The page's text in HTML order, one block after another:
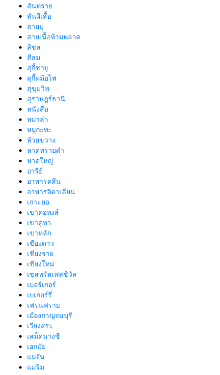
สันทราย
สันผีเสื้อ
สายมู
สายเนื้อห้ามพลาด
สิชล
สีลม
สุกี้ชาบู
สุกี้หม้อไฟ
สุขุมวิท
สุราษฎร์ธานี
หนังสือ
หม่าล่า
หมูกะทะ
ห้วยขวาง
หาดทรายดำ
หาดใหญ่
อารีย์
อาหารคลีน
อาหารอิตาเลียน
เกาะยอ
เขาคอหงส์
เขาคูหา
เขาหลัก
เชียงดาว
เชียงราย
เชียงใหม่
เซสทรัสเฟสซิวัล
เบอร์เกอร์
เบเกอร์รี่
เฟรนฟราย
เมืองกาญจนบุรี
เวียงสระ
เสม็ดนางชี
เอกมัย
แม่จัน
แม่ริม